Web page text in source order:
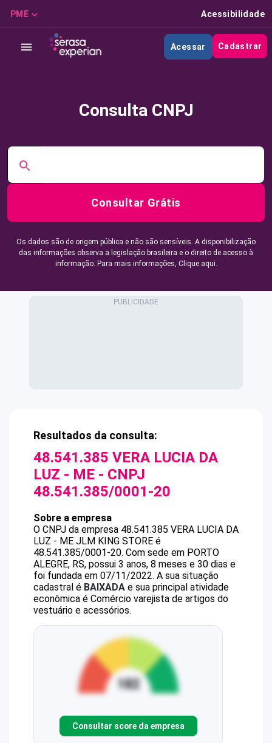
PME Acessibilidade
Acessar Cadastrar
Consulta CNPJ
Consultar Grátis
Os dados são de origem pública e não são sensíveis. A disponibilização
das informações observa a legislação brasileira e o direito de acesso à
informação. Para mais informações, Clique aqui.
Resultados da consulta:
48.541.385 VERA LUCIA DA
LUZ - ME - CNPJ
48.541.385/0001-20
Sobre a empresa
O CNPJ da empresa 48.541.385 VERA LUCIA DA
LUZ - ME JLM KING STORE é
48.541.385/0001-20. Com sede em PORTO
ALEGRE, RS, possui 3 anos, 8 meses e 30 dias e
foi fundada em 07/11/2022. A sua situação
cadastral é BAIXADA e sua principal atividade
econômica é Comércio varejista de artigos do
vestuário e acessórios.
Consultar score da empresa